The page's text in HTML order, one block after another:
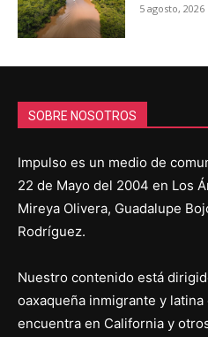
5 agosto, 2026
SOBRE NOSOTROS
Impulso es un medio de
22 de Mayo del 2004 en Los
Mireya Olivera, Guadalupe
Rodríguez.
Nuestro contenido está
oaxaqueña inmigrante y
encuentra en California y